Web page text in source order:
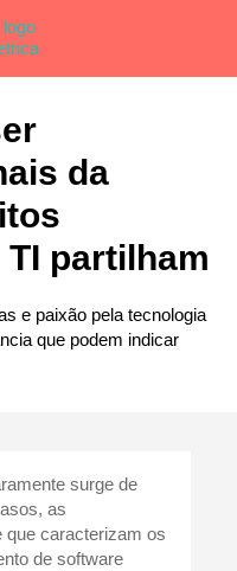
da
partilham
e paixão pela tecnologia
que podem indicar
surge de
as
que caracterizam os
de software